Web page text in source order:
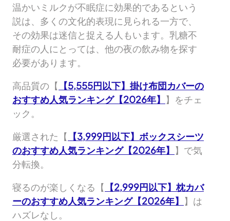
温かいミルクが不眠症に効果的であるという
説は、多くの文化的表現に見られる一方で、
その効果は迷信と捉える人もいます。乳糖不
耐症の人にとっては、他の夜の飲み物を探す
必要があります。
高品質の【 【5,555円以下】掛け布団カバーの
おすすめ人気ランキング【2026年】 】をチェ
ック。
厳選された【 【3,999円以下】ボックスシーツ
のおすすめ人気ランキング【2026年】 】で気
分転換。
寝るのが楽しくなる【 【2,999円以下】枕カバ
ーのおすすめ人気ランキング【2026年】 】は
ハズレなし。